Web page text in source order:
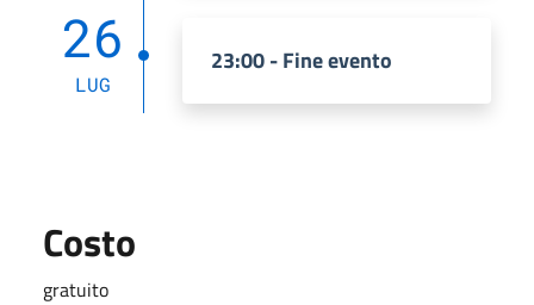
26
LUG
23:00 - Fine evento
Costo
gratuito